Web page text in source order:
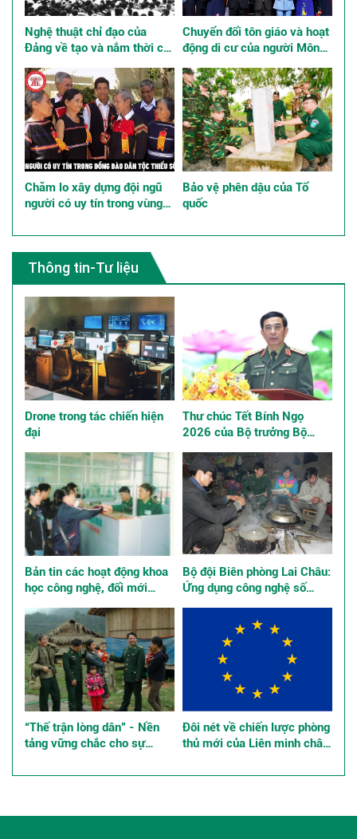
Nghệ thuật chỉ đạo của
Đảng về tạo và nắm thời cơ,
mạng Tháng Tám năm 1945
Chuyển đổi tôn giáo và hoạt
động di cư của người Mông
Chăm lo xây dựng đội ngũ
người có uy tín trong vùng
góp phần thực hiện tốt chính
sách dân tộc
Bảo vệ phên dậu của Tổ
quốc
Thông tin-Tư liệu
Drone trong tác chiến hiện
đại
Thư chúc Tết Bính Ngọ
2026 của Bộ trưởng Bộ
Bản tin các hoạt động khoa
học công nghệ, đổi mới
Bộ đội Biên phòng Lai Châu:
Ứng dụng công nghệ số
“Thế trận lòng dân” - Nền
tảng vững chắc cho sự
Tổ quốc ở các tỉnh, thành
Đôi nét về chiến lược phòng
thủ mới của Liên minh châu
ninh khu vực và quốc tế